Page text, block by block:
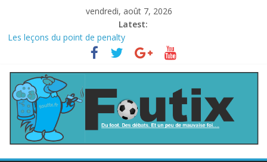
vendredi, août 7, 2026
Latest:
Les leçons du point de penalty
Le football italien retombe dans le chaos
La FIFA veut vendre une part de la Coupe du monde à des fonds
privés, la planète football s’insurge
Les curiosités de la Coupe du monde
L’Inde et la Chine, trop mauvais au football ?